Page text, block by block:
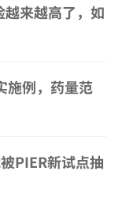
来越高了，如
施例，药量范
PIER新试点抽